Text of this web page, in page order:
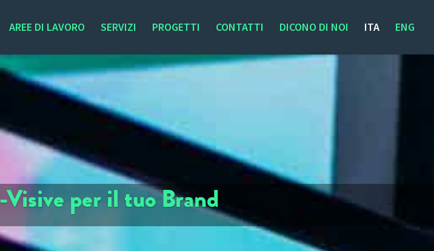
AREE DI LAVORO SERVIZI PROGETTI CONTATTI DICONO DI NOI ITA ENG
per il tuo Brand